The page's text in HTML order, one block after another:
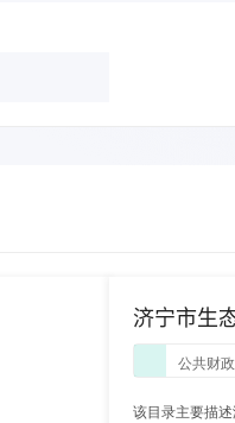
济宁市生
信息
公共财政
该目录主要描